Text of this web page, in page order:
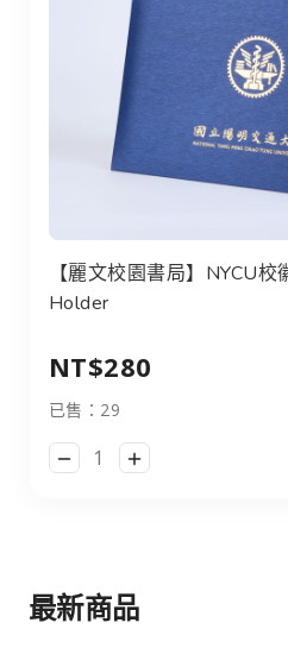
【麗文校園書局】NYCU
【麗文校園書局】NYCU
Holder
NT$280
已售：29
最新商品